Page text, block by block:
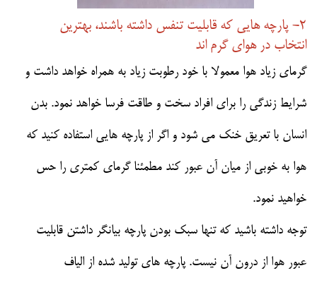
2- پارچه هایی که قابلیت تنفس داشته باشند، بهترین
انتخاب در هوای گرم اند
گرمای زیاد هوا معمولا با خود رطوبت زیاد به همراه خواهد داشت و
شرایط زندگی را برای افراد سخت و طاقت فرسا خواهد نمود. بدن
انسان با تعریق خنک می شود و اگر از پارچه هایی استفاده کنید که
هوا به خوبی از میان آن عبور کند مطمئنا گرمای کمتری را حس
خواهید نمود.
توجه داشته باشید که تنها سبک بودن پارچه بیانگر داشتن قابلیت
عبور هوا از درون آن نیست. پارچه های تولید شده از الیاف